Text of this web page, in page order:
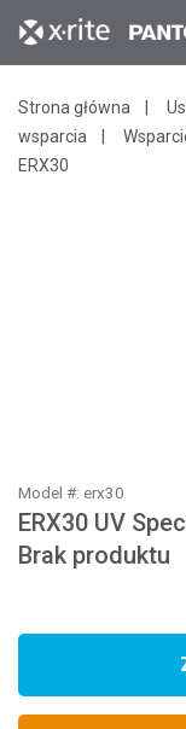
Strona główna
wsparcia
ERX30
Model #: erx30
ERX30 UV
Brak produktu